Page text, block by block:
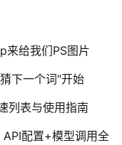
来给我们PS图片
下一个词"开始
列表与使用指南
配置+模型调用全